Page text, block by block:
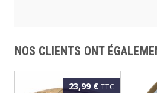
NOS CLIENTS ONT
23,99 € TTC